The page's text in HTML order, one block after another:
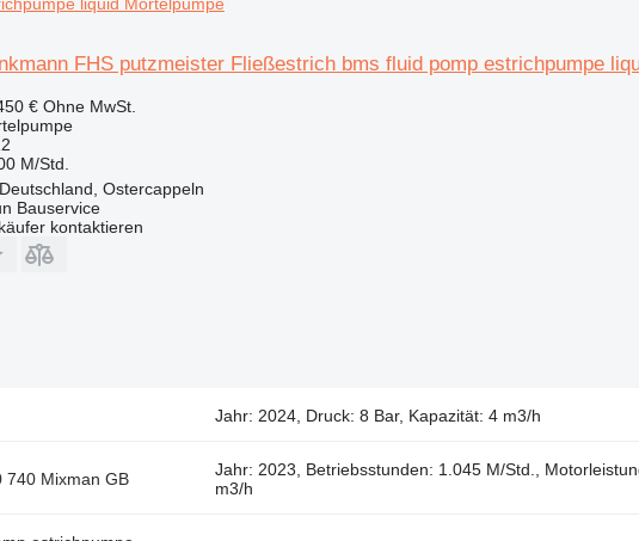
FHS putzmeister Fließestrich bms fluid pomp estrichpumpe
€ Ohne MwSt.
M/Std.
Deutschland, Ostercappeln
Bauservice
kontaktieren
Jahr: 2024, Druck: 8 Bar, Kapazität: 4 m3/h
740 Mixman GB
Jahr: 2023, Betriebsstunden: 1.045 M/Std.,
m3/h